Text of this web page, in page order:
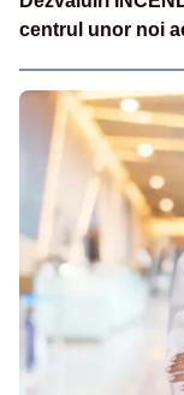
centrul unor noi